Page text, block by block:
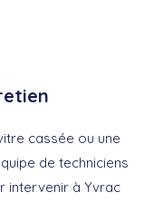
cassée ou une
de techniciens
intervenir à Yvrac